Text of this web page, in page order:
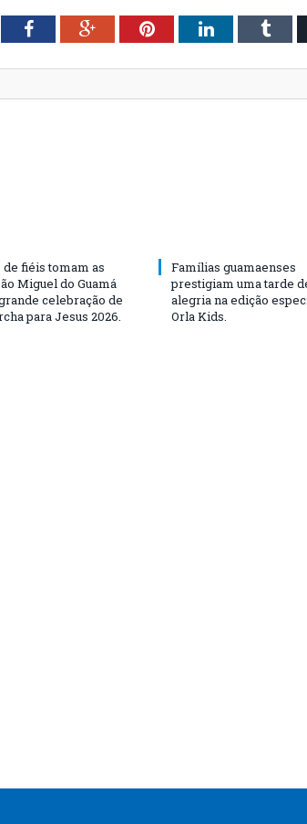
FacebookGoogle+PinterestLinkedIn
fiéis tomam as
Miguel do Guamá
celebração de
para Jesus 2026.
Famílias guamaenses
prestigiam uma tarde
alegria na edição
Orla Kids.